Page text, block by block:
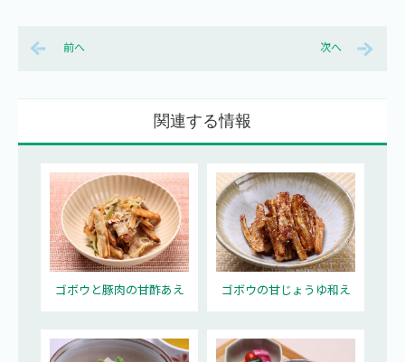
前へ 次へ
関連する情報
ゴボウと豚肉の甘酢あえ ゴボウの甘じょうゆ和え